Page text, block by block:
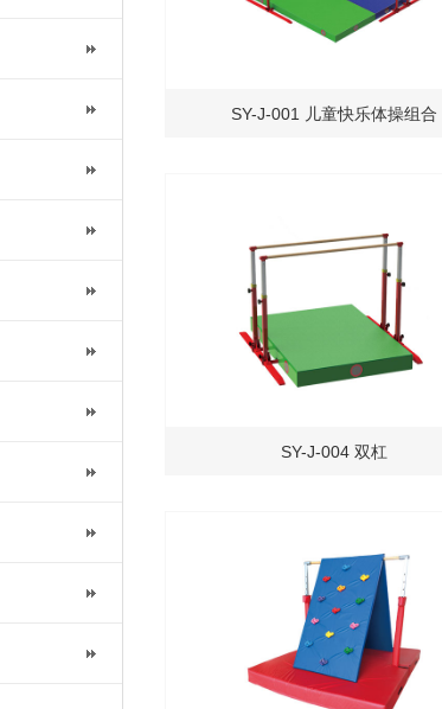
SY-J-001 儿童快乐体操组合
SY-J-004 双杠